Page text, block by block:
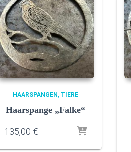
HAARSPANGEN TIERE
Haarspange „Falke“
135,00 €